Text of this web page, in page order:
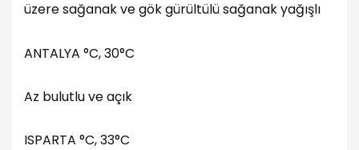
üzere sağanak ve gök gürültülü sağanak yağışlı
ANTALYA °C, 30°C
Az bulutlu ve açık
ISPARTA °C, 33°C